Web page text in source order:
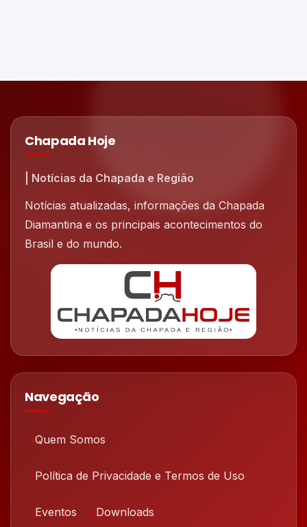
Chapada Hoje
| Notícias da Chapada e Região
Notícias atualizadas, informações da Chapada
Diamantina e os principais acontecimentos do
Brasil e do mundo.
Navegação
Quem Somos
Política de Privacidade e Termos de Uso
Eventos Downloads